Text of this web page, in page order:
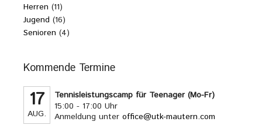
Herren (11)
Jugend (16)
Senioren (4)
Kommende Termine
17
AUG.
Tennisleistungscamp für Teenager (Mo-Fr)
15:00 - 17:00 Uhr
Anmeldung unteroffice@utk-mautern.com